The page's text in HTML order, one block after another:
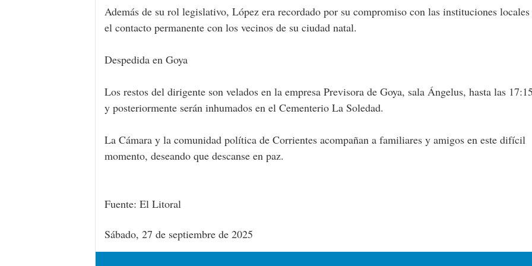
Además de su rol legislativo, López era recordado por su compromiso con las instituciones
el contacto permanente con los vecinos de su ciudad natal.
Despedida en Goya
Los restos del dirigente son velados en la empresa Previsora de Goya, sala Ángelus, hasta las
y posteriormente serán inhumados en el Cementerio La Soledad.
La Cámara y la comunidad política de Corrientes acompañan a familiares y amigos en este difícil
momento, deseando que descanse en paz.
Fuente: El Litoral
Sábado, 27 de septiembre de 2025